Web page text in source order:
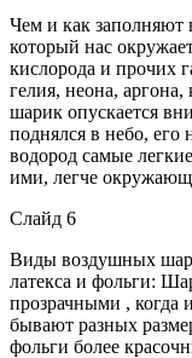
Чем и как заполняют
который нас
кислорода и прочих
гелия, неона,
шарик опускается
поднялся в небо, его
водород самые
ими, легче
Слайд 6
Виды воздушных
латекса и фольги:
прозрачными , когда
бывают разных
фольги более